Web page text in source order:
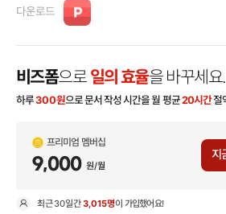
다운로드
비즈폼으로 일의 효율을 바꾸세요.
하루300원으로 문서 작성 시간을 월 평균20시간절
프리미엄 멤버십
9,000 원/월
지
최근30일간3,015명이 가입했어요!